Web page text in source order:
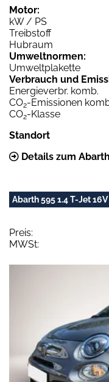
Motor:
kW / PS
Treibstoff
Hubraum
Umweltnormen:
Umweltplakette
Verbrauch und
Energieverbr. komb.
CO2-Emissionen
CO2-Klasse
Standort
Details zum
Abarth 595 1.4 T-Jet
Preis:
MWSt: